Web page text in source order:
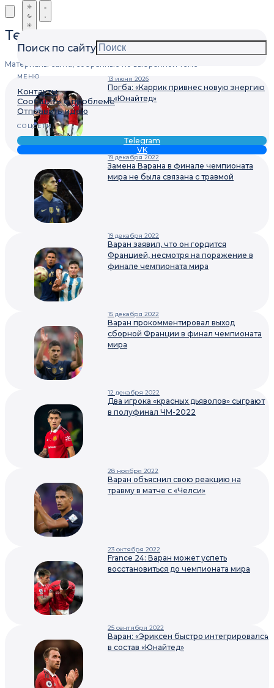
Поиск по сайту
МЕНЮ
Контакты
Сообщить о проблеме
Отправить идею
СОЦСЕТИ
Telegram
VK
Теги
Материалы сайта, собранные по выбранной теме
13 июня 2026
Погба: «Каррик привнес новую энергию
в «Юнайтед»
19 декабря 2022
Замена Варана в финале чемпионата
мира не была связана с травмой
19 декабря 2022
Варан заявил, что он гордится
Францией, несмотря на поражение в
финале чемпионата мира
15 декабря 2022
Варан прокомментировал выход
сборной Франции в финал чемпионата
мира
12 декабря 2022
Два игрока «красных дьяволов» сыграют
в полуфинал ЧМ-2022
28 ноября 2022
Варан объяснил свою реакцию на
травму в матче с «Челси»
23 октября 2022
France 24: Варан может успеть
восстановиться до чемпионата мира
25 сентября 2022
Варан: «Эриксен быстро интегрировался
в состав «Юнайтед»